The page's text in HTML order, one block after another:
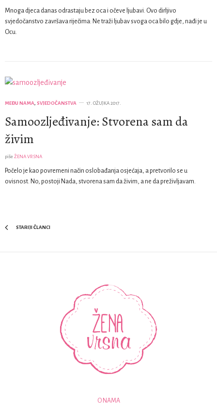
Mnoga djeca danas odrastaju bez oca i očeve ljubavi. Ovo dirljivo
svjedočanstvo završava riječima: Ne traži ljubav svoga oca bilo gdje, nađi je u
Ocu.
MEĐU NAMA, SVJEDOČANSTVA 17. OŽUJKA 2017.
Samoozljeđivanje: Stvorena sam da
živim
piše ŽENA VRSNA
Počelo je kao povremeni način oslobađanja osjećaja, a pretvorilo se u
ovisnost. No, postoji Nada, stvorena sam da živim, a ne da preživljavam.
STARIJI ČLANCI
O NAMA